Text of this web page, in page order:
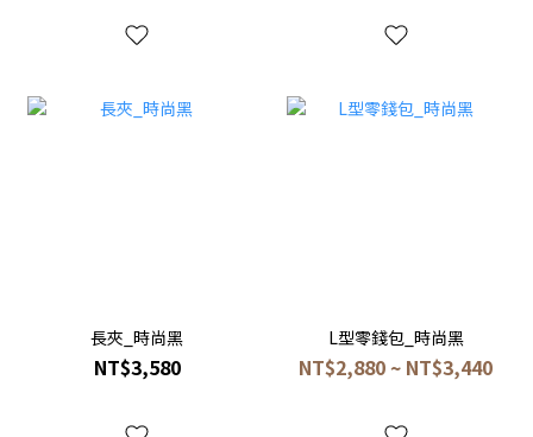
長夾_時尚黑
NT$3,580
L型零錢包_時尚黑
NT$2,880 ~ NT$3,440